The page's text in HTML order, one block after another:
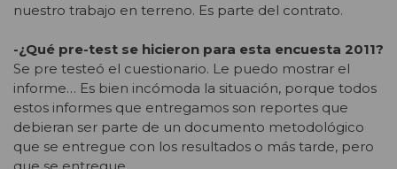
nuestro trabajo en terreno. Es parte del contrato.
-¿Qué pre-test se hicieron para esta encuesta 2011?
Se pre testeó el cuestionario. Le puedo mostrar el
informe… Es bien incómoda la situación, porque todos
estos informes que entregamos son reportes que
debieran ser parte de un documento metodológico
que se entregue con los resultados o más tarde, pero